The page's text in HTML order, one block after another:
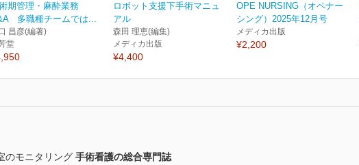
期管理・麻酔業務
多職種チームでは...
昌彦(編著)
堂
ロボット支援下手術マニュ
アル
森田 理恵(編集)
メディカ出版
¥4,400
OPE NURSING（オペナー
シング）2025年12月号
メディカ出版
¥2,200
のモニタリング 手術看護の総合専門誌